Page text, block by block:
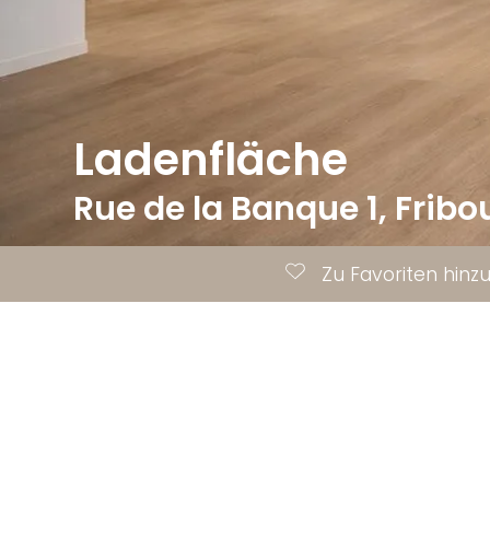
Ladenfläche
Rue de la Banque 1,
Zu Favoriten